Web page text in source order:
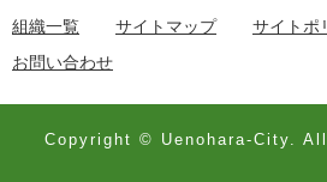
組織一覧 サイトマップ サイトポ
お問い合わせ
Copyright © Uenohara-City.